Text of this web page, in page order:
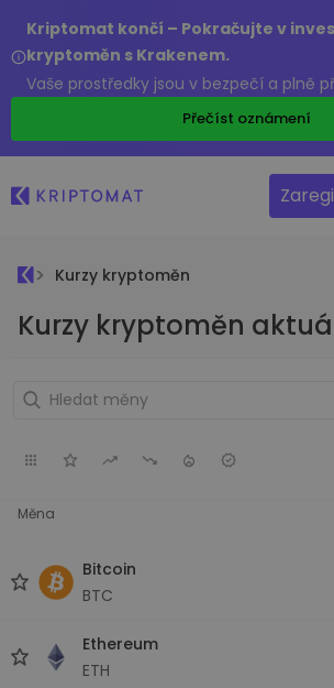
Kriptomat končí – Pokračujte v
kryptoměn s Krakenem.
Vaše prostředky jsou v bezpečí a plně
Přečíst oznámení
Kurzy kryptoměn
Kurzy kryptoměn
Měna
Bitcoin
BTC
Ethereum
ETH